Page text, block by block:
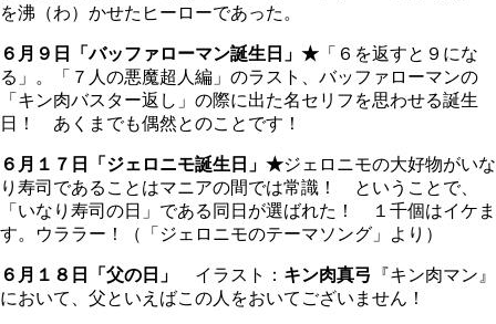
を沸（わ）かせたヒーローであった。
６月９日「バッファローマン誕生日」★ 「６を返すと９にな
る」。「７人の悪魔超人編」のラスト、バッファローマンの
「キン肉バスター返し」の際に出た名セリフを思わせる誕生
日！ あくまでも偶然とのことです！
６月１７日「ジェロニモ誕生日」★ジェロニモの大好物がいな
り寿司であることはマニアの間では常識！ ということで、
「いなり寿司の日」である同日が選ばれた！ １千個はイケま
す。ウララー！（「ジェロニモのテーマソング」より）
６月１８日「父の日」 イラスト： キン肉真弓
『キン肉マン』
において、父といえばこの人をおいてございません！